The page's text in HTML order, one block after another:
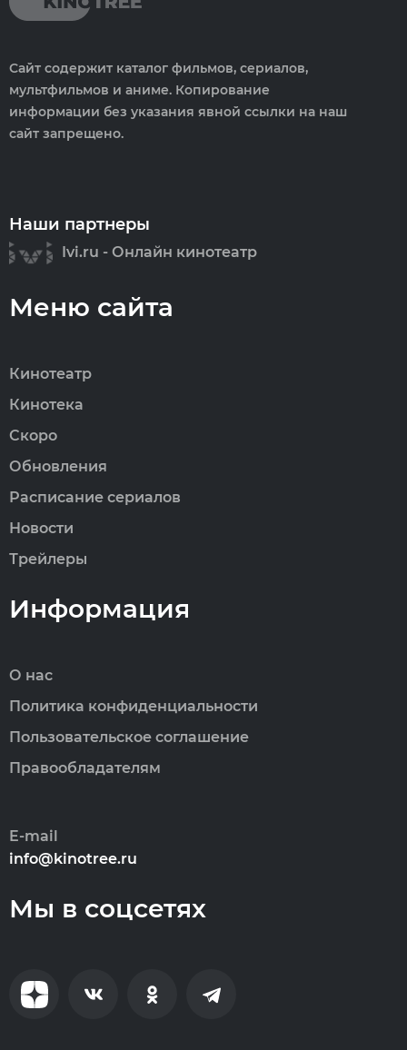
Сайт содержит каталог фильмов, сериалов,
мультфильмов и аниме. Копирование
информации без указания явной ссылки на наш
сайт запрещено.
Наши партнеры
Ivi.ru - Онлайн кинотеатр
Меню сайта
Кинотеатр
Кинотека
Скоро
Обновления
Расписание сериалов
Новости
Трейлеры
Информация
О нас
Политика конфиденциальности
Пользовательское соглашение
Правообладателям
E-mail
info@kinotree.ru
Мы в соцсетях